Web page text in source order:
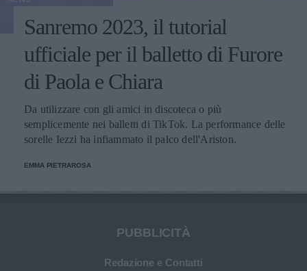
Sanremo 2023, il tutorial
ufficiale per il balletto di Furore
di Paola e Chiara
Da utilizzare con gli amici in discoteca o più
semplicemente nei balletti di TikTok. La performance delle
sorelle Iezzi ha infiammato il palco dell'Ariston.
EMMA PIETRAROSA
PUBBLICITÀ
Redazione e Contatti